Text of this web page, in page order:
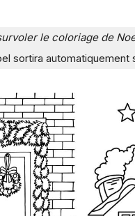
le coloriage de
sortira